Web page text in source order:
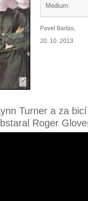
Medium:
Pavel Bartas,
20. 10. 2013
Turner a za
Roger